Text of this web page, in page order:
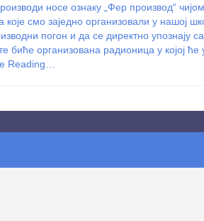
носе ознаку „Фер производ“
смо заједно организовали у нашој
погон и да се директно упознају
организована радионица у којој ће
Reading…